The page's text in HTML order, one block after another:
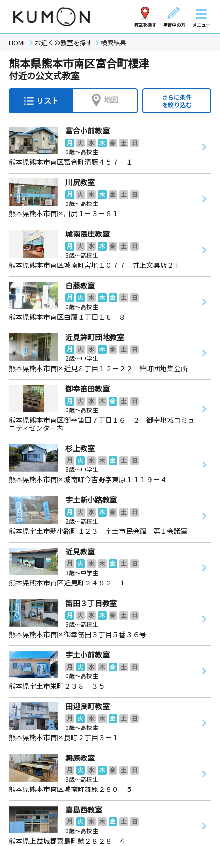
教室を探す 学習中の方 メニュー
HOME お近くの教室を探す 検索結果
熊本県熊本市南区富合町榎津
付近の公文式教室
リスト 地図
さらに条件
を絞り込む
富合小前教室
月 火 水 木 金 土
日
0歳～高校生
熊本県熊本市南区富合町清藤４５７－１
川尻教室
月 火 水 木 金 土
日
0歳～高校生
熊本県熊本市南区川尻１－３－８１
城南隈庄教室
月 火 水 木 金 土
日
3歳～高校生
熊本県熊本市南区城南町宮地１０７７ 井上文具店２Ｆ
白藤教室
月 火 水 木 金 土
日
0歳～高校生
熊本県熊本市南区白藤１丁目１６－８
近見鉾町団地教室
月 火 水 木 金 土
日
2歳～中学生
熊本県熊本市南区近見８丁目１２－２２ 鉾町団地集会所
御幸笛田教室
月 火 水 木 金 土
日
0歳～高校生
熊本県熊本市南区御幸笛田７丁目１６－２ 御幸地域コミュ
ニティセンター内
杉上教室
月 火 水 木 金 土
日
3歳～中学生
熊本県熊本市南区城南町今吉野字東原１１１９－４
宇土新小路教室
月 火 水 木 金 土
日
2歳～高校生
熊本県宇土市新小路町１２３ 宇土市民会館 第１会議室
近見教室
月 火 水 木 金 土
日
3歳～中学生
熊本県熊本市南区近見町２４８２－１
笛田３丁目教室
月 火 水 木 金 土
日
3歳～高校生
熊本県熊本市南区御幸笛田３丁目５番３６号
宇土小前教室
月 火 水 木 金 土
日
0歳～高校生
熊本県宇土市栄町２３８－３５
田迎良町教室
月 火 水 木 金 土
日
0歳～高校生
熊本県熊本市南区良町２丁目３－１
舞原教室
月 火 水 木 金 土
日
3歳～高校生
熊本県熊本市南区城南町舞原２８０－５
嘉島西教室
月 火 水 木 金 土
日
0歳～高校生
熊本県上益城郡嘉島町鯰２８２８－４